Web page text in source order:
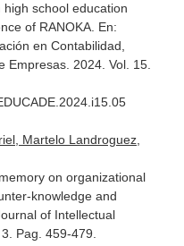
school education
of RANOKA. En:
en Contabilidad,
Empresas. 2024. Vol. 15.
Martelo Landroguez,
on organizational
knowledge and
of Intellectual
Pag. 459-479.